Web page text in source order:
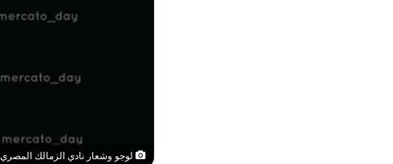
لوجو وشعار نادي الزمالك المصري